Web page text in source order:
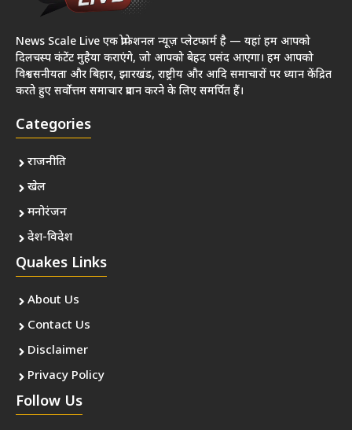
News Scale Live एक प्रोफेशनल न्यूज़ प्लेटफार्म है — यहां हम आपको
दिलचस्प कंटेंट मुहैया कराएंगे, जो आपको बेहद पसंद आएगा। हम आपको
विश्वसनीयता और बिहार, झारखंड, राष्ट्रीय और आदि समाचारों पर ध्यान केंद्रित
करते हुए सर्वोत्तम समाचार प्रदान करने के लिए समर्पित हैं।
Categories
राजनीति
खेल
मनोरंजन
देश-विदेश
Quakes Links
About Us
Contact Us
Disclaimer
Privacy Policy
Follow Us